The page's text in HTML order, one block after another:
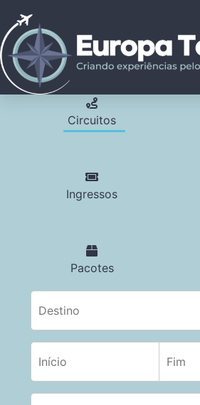
Circuitos
Ingressos
Pacotes